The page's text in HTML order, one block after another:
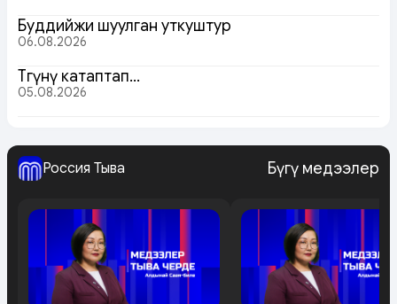
Буддийжи шуулган уткуштур
06.08.2026
Төөгүнү катаптап…
05.08.2026
Россия Тыва Бүгү медээлер